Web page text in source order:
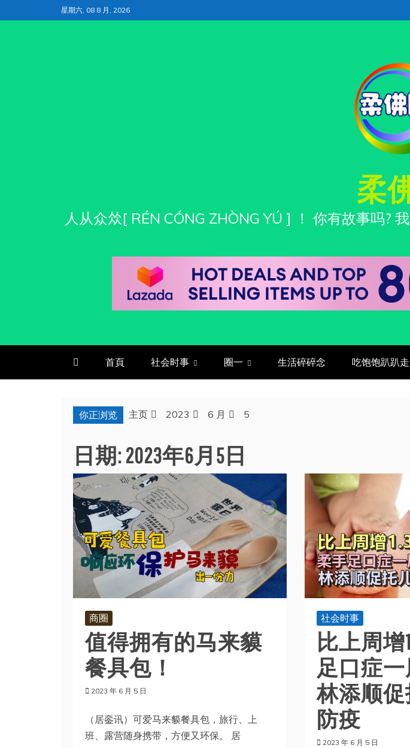
至
星期六, 08 8 月, 2026
柔
人从众𠈌[ RÉN CÓNG ZHÒNG YÚ ] ！ 你有故事吗?
首頁 社会时事 圈一 生活碎碎念 吃饱饱趴趴走
你正浏览 主页 2023 6 月 5
日期:2023年6月5日
商圈
值得拥有的马来貘
餐具包！
2023 年 6 月 5 日
（居銮讯）可爱马来貘餐具包，旅行、上
班、露营随身携带，方便又环保。 居
社会时事
比上周增
足口症一
林添顺
防疫
2023 年 6 月 5 日